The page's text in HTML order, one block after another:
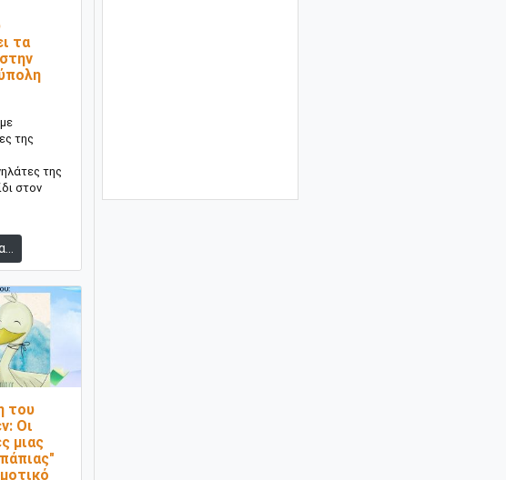
τα
της
της
στον
του
Οι
μιας